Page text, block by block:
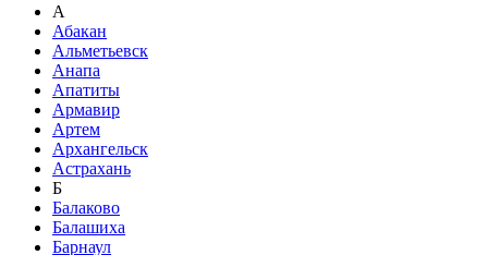
А
Абакан
Альметьевск
Анапа
Апатиты
Армавир
Артем
Архангельск
Астрахань
Б
Балаково
Балашиха
Барнаул